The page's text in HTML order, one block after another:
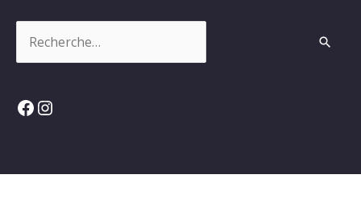
Facebook
Instagram